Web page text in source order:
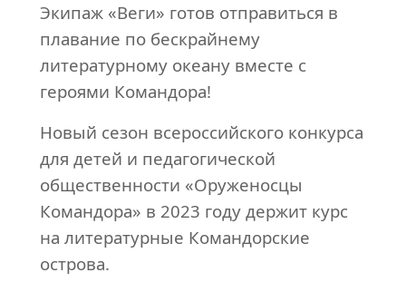
Экипаж «Веги» готов отправиться в
плавание по бескрайнему
литературному океану вместе с
героями Командора!
Новый сезон всероссийского конкурса
для детей и педагогической
общественности «Оруженосцы
Командора» в 2023 году держит курс
на литературные Командорские
острова.